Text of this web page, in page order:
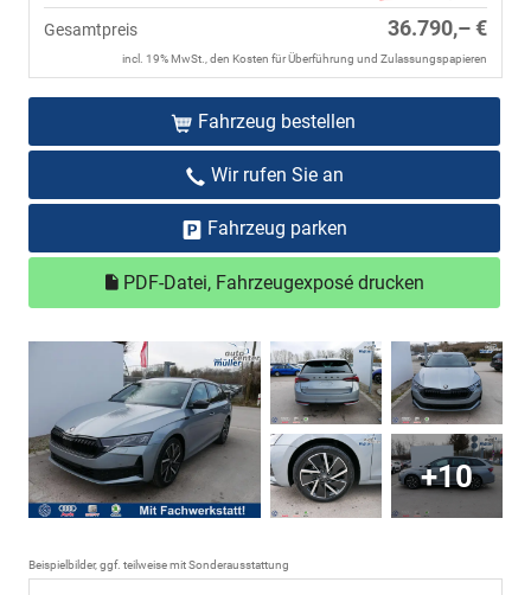
Gesamtpreis 36.790,– €
incl. 19% MwSt., den Kosten für Überführung und Zulassungspapieren
Fahrzeug bestellen
Wir rufen Sie an
Fahrzeug parken
PDF-Datei, Fahrzeugexposé drucken
+10
Beispielbilder, ggf. teilweise mit Sonderausstattung